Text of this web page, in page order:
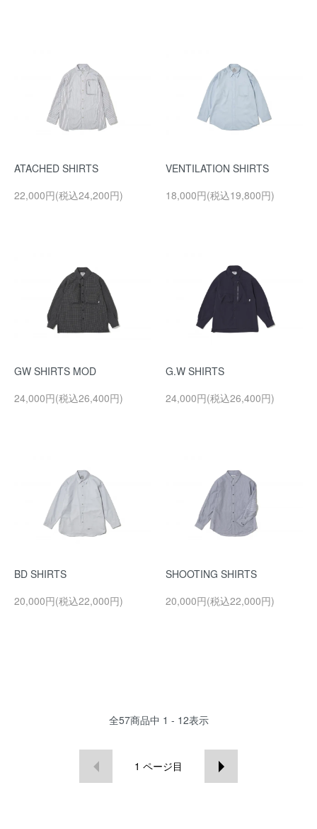
ATACHED SHIRTS
22,000円(税込24,200円)
VENTILATION SHIRTS
18,000円(税込19,800円)
GW SHIRTS MOD
24,000円(税込26,400円)
G.W SHIRTS
24,000円(税込26,400円)
BD SHIRTS
20,000円(税込22,000円)
SHOOTING SHIRTS
20,000円(税込22,000円)
全57商品中 1 - 12表示
1 ページ目